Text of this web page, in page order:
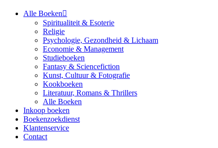
Alle Boeken
Spiritualiteit & Esoterie
Religie
Psychologie, Gezondheid & Lichaam
Economie & Management
Studieboeken
Fantasy & Sciencefiction
Kunst, Cultuur & Fotografie
Kookboeken
Literatuur, Romans & Thrillers
Alle Boeken
Inkoop boeken
Boekenzoekdienst
Klantenservice
Contact